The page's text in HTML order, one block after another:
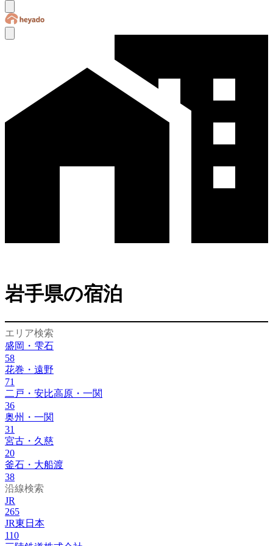
岩手県の宿泊
エリア検索
盛岡・雫石
58
花巻・遠野
71
二戸・安比高原・一関
36
奥州・一関
31
宮古・久慈
20
釜石・大船渡
38
沿線検索
JR
265
JR東日本
110